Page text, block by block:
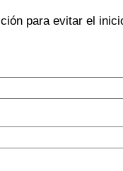
para evitar el